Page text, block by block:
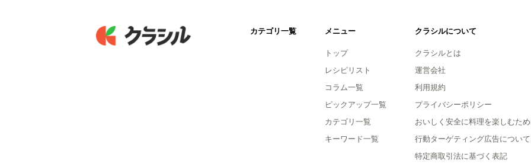
カテゴリ一覧 メニュー
トップ
レシピリスト
コラム一覧
ピックアップ一覧
カテゴリ一覧
キーワード一覧
クラシルについて
クラシルとは
運営会社
利用規約
プライバシーポリシー
おいしく安全に料理を楽しむため
行動ターゲティング広告について
特定商取引法に基づく表記